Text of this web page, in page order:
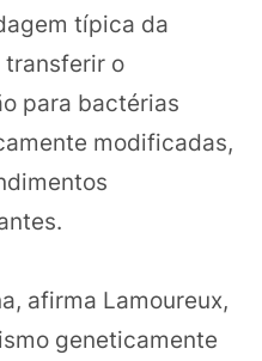
típica da
o
para bactérias
modificadas,
afirma Lamoureux,
geneticamente